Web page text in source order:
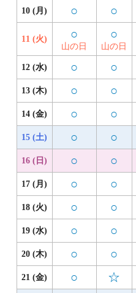
10 (月) ○ ○
11 (火) ○
山の日
○
山の日
12 (水) ○ ○
13 (木) ○ ○
14 (金) ○ ○
15 (土) ○ ○
16 (日) ○ ○
17 (月) ○ ○
18 (火) ○ ○
19 (水) ○ ○
20 (木) ○ ○
21 (金) ○ ☆